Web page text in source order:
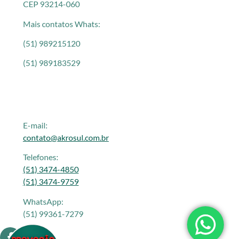
CEP 93214-060
Mais contatos Whats:
(51) 989215120
(51) 989183529
E-mail:
contato@akrosul.com.br
Telefones:
(51) 3474-4850
(51) 3474-9759
WhatsApp:
(51) 99361-7279